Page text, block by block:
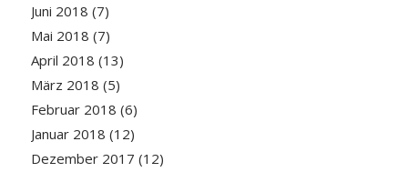
Juni 2018 (7)
Mai 2018 (7)
April 2018 (13)
März 2018 (5)
Februar 2018 (6)
Januar 2018 (12)
Dezember 2017 (12)